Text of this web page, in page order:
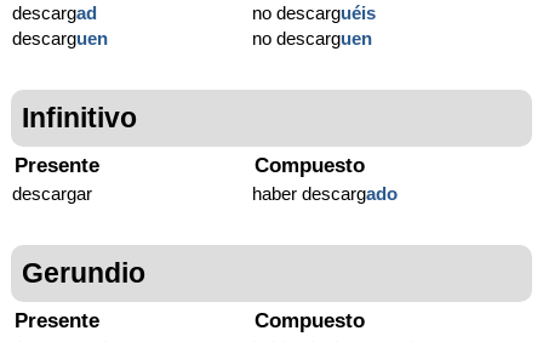
descargad
descarguen
no descarguéis
no descarguen
Infinitivo
Presente
descargar
Compuesto
haber descargado
Gerundio
Presente Compuesto